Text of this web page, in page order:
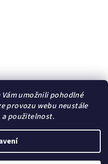
umožnili pohodlné
provozu webu neustále
a použitelnost.